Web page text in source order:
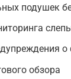
подушек
о
обзора